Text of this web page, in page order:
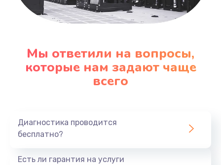
Мы ответили на вопросы,
которые нам задают чаще
всего
Диагностика проводится
бесплатно?
Есть ли гарантия на услуги